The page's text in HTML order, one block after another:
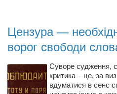
Alfom Studio
Guitarproduction Studio
Писатели
Цензура —
ворог свободи
Суворе судження,
критика – це, за
вдуматися в сенс